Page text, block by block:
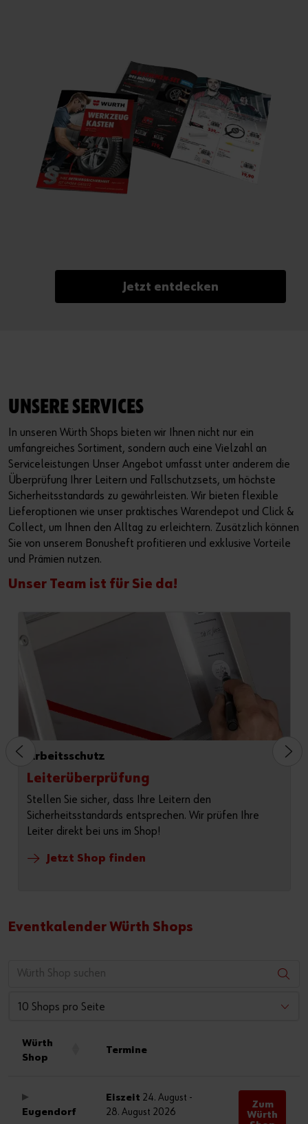
Jetzt entdecken
UNSERE SERVICES
In unseren Würth Shops bieten wir Ihnen nicht nur ein
umfangreiches Sortiment, sondern auch eine Vielzahl an
Serviceleistungen Unser Angebot umfasst unter anderem die
Überprüfung Ihrer Leitern und Fallschutzsets, um höchste
Sicherheitsstandards zu gewährleisten. Wir bieten flexible
Lieferoptionen wie unser praktisches Warendepot und Click &
Collect, um Ihnen den Alltag zu erleichtern. Zusätzlich können
Sie von unserem Bonusheft profitieren und exklusive Vorteile
und Prämien nutzen.
Unser Team ist für Sie da!
Arbeitsschutz
Leiterüberprüfung
Stellen Sie sicher, dass Ihre Leitern den
Sicherheitsstandards entsprechen. Wir prüfen Ihre
Leiter direkt bei uns im Shop!
Jetzt Shop finden
Eventkalender Würth Shops
10 Shops pro Seite
Würth
Shop
Termine
Eugendorf
Eiszeit 24. August -
28. August 2026
Zum
Würth